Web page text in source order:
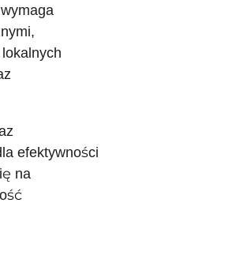
efektywności
na